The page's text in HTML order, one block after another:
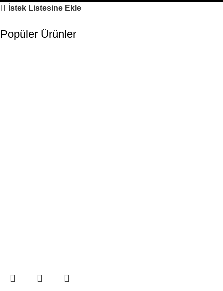
İstek Listesine Ekle
Popüler Ürünler